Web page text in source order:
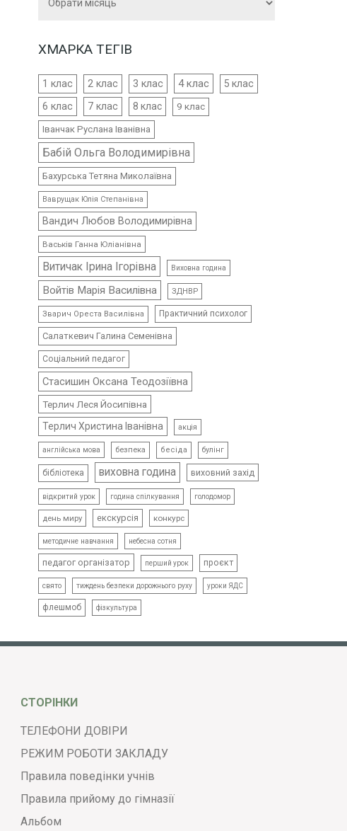
ХМАРКА ТЕГІВ
1 клас 2 клас 3 клас 4 клас 5 клас
6 клас 7 клас 8 клас 9 клас
Іванчак Руслана Іванівна
Бабій Ольга Володимирівна
Бахурська Тетяна Миколаївна
Ваврущак Юлія Степанівна
Вандич Любов Володимирівна
Васьків Ганна Юліанівна
Витичак Ірина Ігорівна Виховна година
Войтів Марія Василівна ЗДНВР
Зварич Ореста Василівна Практичний психолог
Салаткевич Галина Семенівна
Соціальний педагог
Стасишин Оксана Теодозіївна
Терлич Леся Йосипівна
Терлич Христина Іванівна
акція
англійська мова безпека бесіда булінг
бібліотека виховна година виховний захід
відкритий урок година спілкування голодомор
день миру екскурсія конкурс
методичне навчання небесна сотня
педагог організатор перший урок проєкт
свято тиждень безпеки дорожнього руху уроки ЯДС
флешмоб фізкультура
СТОРІНКИ
ТЕЛЕФОНИ ДОВІРИ
РЕЖИМ РОБОТИ ЗАКЛАДУ
Правила поведінки учнів
Правила прийому до гімназії
Альбом